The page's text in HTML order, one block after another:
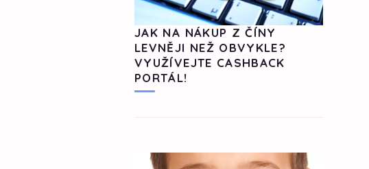
JAK NA NÁKUP Z ČÍNY
LEVNĚJI NEŽ OBVYKLE?
VYUŽÍVEJTE CASHBACK
PORTÁL!